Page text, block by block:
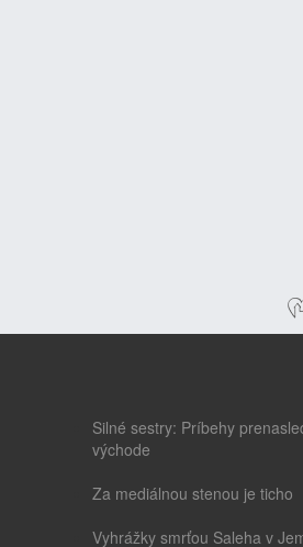
Silné sestry: Príbehy
východe
Za mediálnou stenou je ticho
Vyhrážky smrťou Saleha v